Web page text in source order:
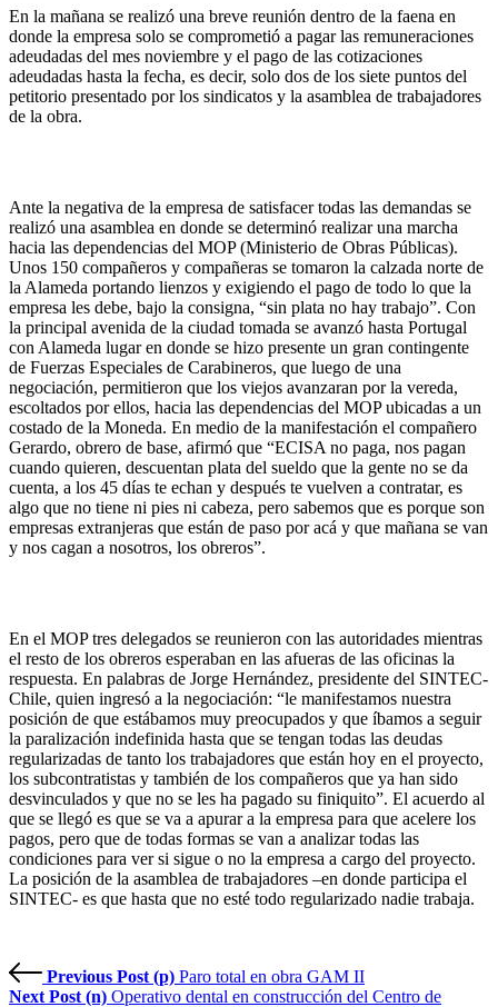
En la mañana se realizó una breve reunión dentro de la faena en
donde la empresa solo se comprometió a pagar las remuneraciones
adeudadas del mes noviembre y el pago de las cotizaciones
adeudadas hasta la fecha, es decir, solo dos de los siete puntos del
petitorio presentado por los sindicatos y la asamblea de trabajadores
de la obra.
Ante la negativa de la empresa de satisfacer todas las demandas se
realizó una asamblea en donde se determinó realizar una marcha
hacia las dependencias del MOP (Ministerio de Obras Públicas).
Unos 150 compañeros y compañeras se tomaron la calzada norte de
la Alameda portando lienzos y exigiendo el pago de todo lo que la
empresa les debe, bajo la consigna, “sin plata no hay trabajo”. Con
la principal avenida de la ciudad tomada se avanzó hasta Portugal
con Alameda lugar en donde se hizo presente un gran contingente
de Fuerzas Especiales de Carabineros, que luego de una
negociación, permitieron que los viejos avanzaran por la vereda,
escoltados por ellos, hacia las dependencias del MOP ubicadas a un
costado de la Moneda. En medio de la manifestación el compañero
Gerardo, obrero de base, afirmó que “ECISA no paga, nos pagan
cuando quieren, descuentan plata del sueldo que la gente no se da
cuenta, a los 45 días te echan y después te vuelven a contratar, es
algo que no tiene ni pies ni cabeza, pero sabemos que es porque son
empresas extranjeras que están de paso por acá y que mañana se van
y nos cagan a nosotros, los obreros”.
En el MOP tres delegados se reunieron con las autoridades mientras
el resto de los obreros esperaban en las afueras de las oficinas la
respuesta. En palabras de Jorge Hernández, presidente del SINTEC-
Chile, quien ingresó a la negociación: “le manifestamos nuestra
posición de que estábamos muy preocupados y que íbamos a seguir
la paralización indefinida hasta que se tengan todas las deudas
regularizadas de tanto los trabajadores que están hoy en el proyecto,
los subcontratistas y también de los compañeros que ya han sido
desvinculados y que no se les ha pagado su finiquito”. El acuerdo al
que se llegó es que se va a apurar a la empresa para que acelere los
pagos, pero que de todas formas se van a analizar todas las
condiciones para ver si sigue o no la empresa a cargo del proyecto.
La posición de la asamblea de trabajadores –en donde participa el
SINTEC- es que hasta que no esté todo regularizado nadie trabaja.
Previous Post (p) Paro total en obra GAM II
Next Post (n) Operativo dental en construcción del Centro de